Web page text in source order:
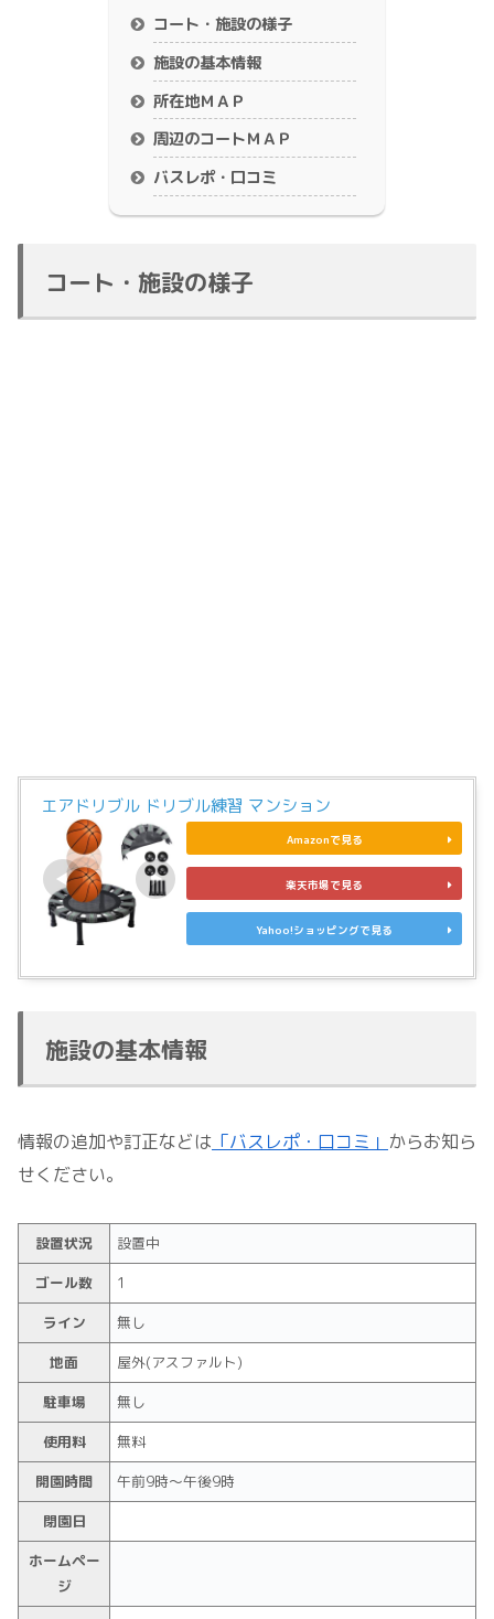
コート・施設の様子
施設の基本情報
所在地ＭＡＰ
周辺のコートＭＡＰ
バスレポ・口コミ
コート・施設の様子
エアドリブル ドリブル練習 マンション
Amazonで見る
楽天市場で見る
Yahoo!ショッピングで見る
施設の基本情報
情報の追加や訂正などは 「バスレポ・口コミ」 からお知ら
せください。
設置状況
設置中
ゴール数
1
ライン
無し
地面
屋外(アスファルト)
駐車場
無し
使用料
無料
開園時間
午前9時～午後9時
閉園日
ホームペー
ジ